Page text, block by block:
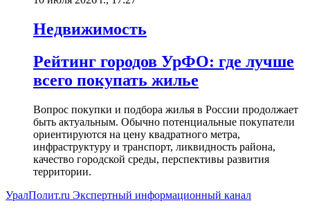
Недвижимость
Рейтинг городов УрФО: где лучше
всего покупать жилье
Вопрос покупки и подбора жилья в России продолжает
быть актуальным. Обычно потенциальные покупатели
ориентируются на цену квадратного метра,
инфраструктуру и транспорт, ликвидность района,
качество городской среды, перспективы развития
территории.
УралПолит.ru Экспертный информационный канал